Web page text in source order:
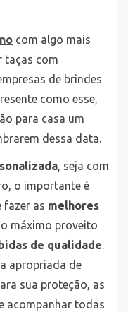
com algo mais
taças com
de brindes
como esse,
para casa um
dessa data.
, seja com
o importante é
fazer as melhores
máximo proveito
de qualidade.
apropriada de
sua proteção, as
acompanhar todas